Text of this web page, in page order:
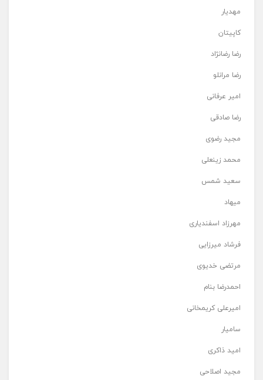
مهدیار
کاپیتان
رضا رضانژاد
رضا مرانلو
امیر عرفانی
رضا صادقی
مجید رضوی
محمد زینعلی
سعید شمس
میهاد
مهرزاد اسفندیاری
فرشاد میرزایی
مرتضی خدیوی
احمدرضا بنام
امیرعلی کریمخانی
سامیار
امید ذاکری
مجید اصلاحی